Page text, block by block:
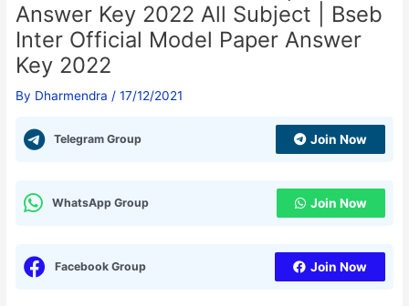
Answer Key 2022 All Subject | Bseb
Inter Official Model Paper Answer
Key 2022
By Dharmendra /17/12/2021
Telegram Group Join Now
WhatsApp Group Join Now
Facebook Group Join Now